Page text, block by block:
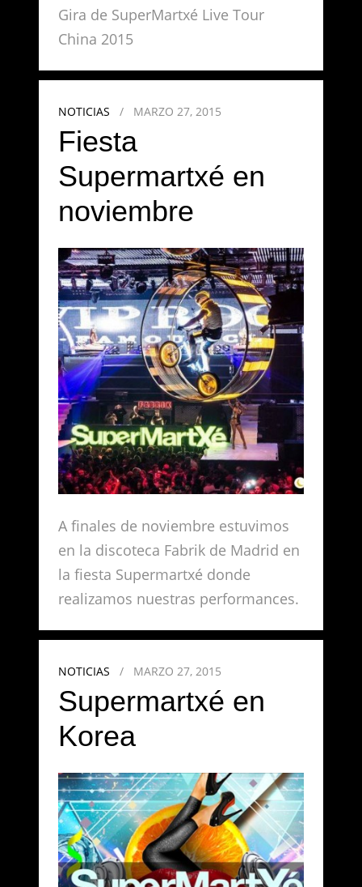
Gira de SuperMartxé Live Tour
China 2015
NOTICIAS / MARZO 27, 2015
Fiesta
Supermartxé en
noviembre
A finales de noviembre estuvimos
en la discoteca Fabrik de Madrid en
la fiesta Supermartxé donde
realizamos nuestras performances.
NOTICIAS / MARZO 27, 2015
Supermartxé en
Korea